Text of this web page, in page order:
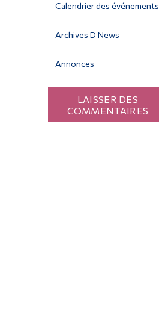
Calendrier des événements
Archives D News
Annonces
LAISSER DES
COMMENTAIRES